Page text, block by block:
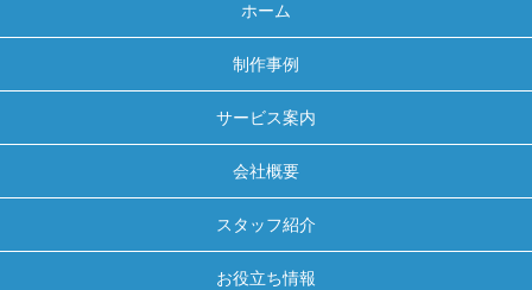
ホーム
制作事例
サービス案内
会社概要
スタッフ紹介
お役立ち情報